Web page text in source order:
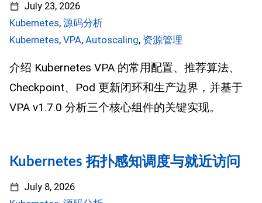
July 23, 2026
Kubernetes, 源码分析
Kubernetes, VPA, Autoscaling, 资源管理
介绍 Kubernetes VPA 的常用配置、推荐算法、
Checkpoint、Pod 更新闭环和生产边界，并基于
VPA v1.7.0 分析三个核心组件的关键实现。
Kubernetes 拓扑感知调度与就近访问
July 8, 2026